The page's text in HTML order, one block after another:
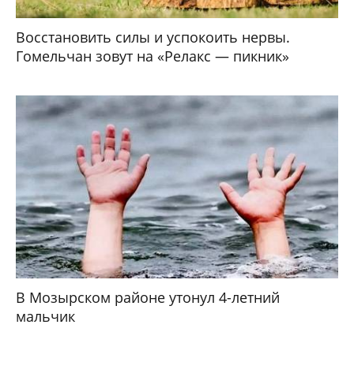
Восстановить силы и успокоить нервы.
Гомельчан зовут на «Релакс — пикник»
В Мозырском районе утонул 4-летний
мальчик